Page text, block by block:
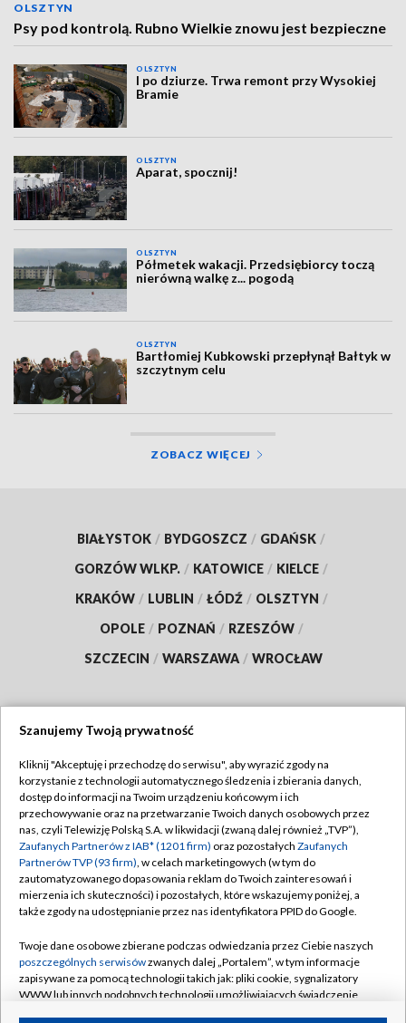
OLSZTYN
Psy pod kontrolą. Rubno Wielkie znowu jest bezpieczne
OLSZTYN
I po dziurze. Trwa remont przy Wysokiej
Bramie
OLSZTYN
Aparat, spocznij!
OLSZTYN
Półmetek wakacji. Przedsiębiorcy toczą
nierówną walkę z... pogodą
OLSZTYN
Bartłomiej Kubkowski przepłynął Bałtyk w
szczytnym celu
ZOBACZ WIĘCEJ
BIAŁYSTOK / BYDGOSZCZ / GDAŃSK /
GORZÓW WLKP. / KATOWICE / KIELCE /
KRAKÓW / LUBLIN / ŁÓDŹ / OLSZTYN /
OPOLE / POZNAŃ / RZESZÓW /
SZCZECIN / WARSZAWA / WROCŁAW
TVP
Abonament TVP
Emisja w TVP
Centrum informacji TVP
Naziemna Telewizja Cyfrowa
Rada Programowa
System NOS
Informacje o nadawcy
Regulamin TVP
Polityka prywatności
Moje zgody
Pomoc
Kontakt
Szanujemy Twoją prywatność
Kliknij "Akceptuję i przechodzę do serwisu", aby wyrazić zgody na
korzystanie z technologii automatycznego śledzenia i zbierania danych,
dostęp do informacji na Twoim urządzeniu końcowym i ich
przechowywanie oraz na przetwarzanie Twoich danych osobowych przez
nas, czyli Telewizję Polską S.A. w likwidacji (zwaną dalej również „TVP”),
Zaufanych Partnerów z IAB* (1201 firm) oraz pozostałych Zaufanych
Partnerów TVP (93 firm), w celach marketingowych (w tym do
zautomatyzowanego dopasowania reklam do Twoich zainteresowań i
mierzenia ich skuteczności) i pozostałych, które wskazujemy poniżej, a
także zgody na udostępnianie przez nas identyfikatora PPID do Google.
Twoje dane osobowe zbierane podczas odwiedzania przez Ciebie naszych
poszczególnych serwisówzwanych dalej „Portalem”, w tym informacje
zapisywane za pomocą technologii takich jak: pliki cookie, sygnalizatory
WWW lub innych podobnych technologii umożliwiających świadczenie